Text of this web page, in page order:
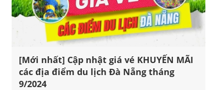
[Mới nhất] Cập nhật giá vé KHUYẾN MÃI
các địa điểm du lịch Đà Nẵng tháng
9/2024